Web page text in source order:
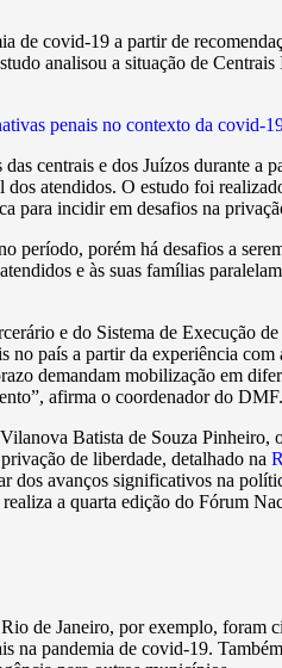
de covid-19 a partir de
analisou a situação de
penais no contexto da covid-
centrais e dos Juízos durante
atendidos. O estudo foi
incidir em desafios na
porém há desafios a
e às suas famílias
e do Sistema de
país a partir da experiência
demandam mobilização em
afirma o coordenador do DMF.
Batista de Souza
de liberdade, detalhado na
avanços significativos na
a quarta edição do Fórum
de Janeiro, por exemplo,
na pandemia de covid-19.